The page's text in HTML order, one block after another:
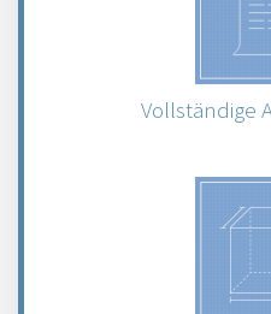
Vollständige